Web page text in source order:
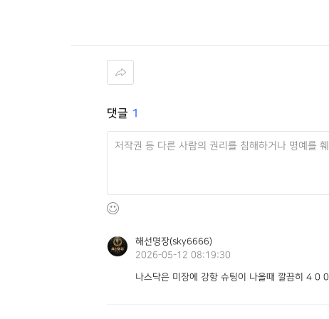
댓글 1
해선명장(sky6666)
2026-05-12 08:19:30
나스닥은 미장에 강항 슈팅이 나올때 깔끔히 4 0